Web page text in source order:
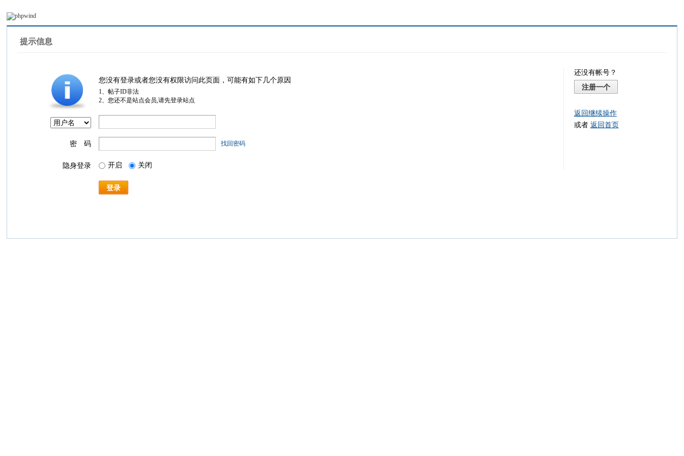
提示信息
您没有登录或者您没有权限访问此页面，可能有如下几个原因
1、帖子ID非法
2、您还不是站点会员,请先登录站点
密 码 找回密码
隐身登录 开启 关闭
登录
还没有帐号？
注册一个
返回继续操作
或者 返回首页